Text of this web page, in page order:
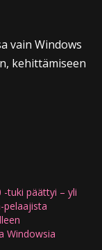
vain Windows
kehittämiseen
-tuki päättyi – yli
pelaajista
Windowsia